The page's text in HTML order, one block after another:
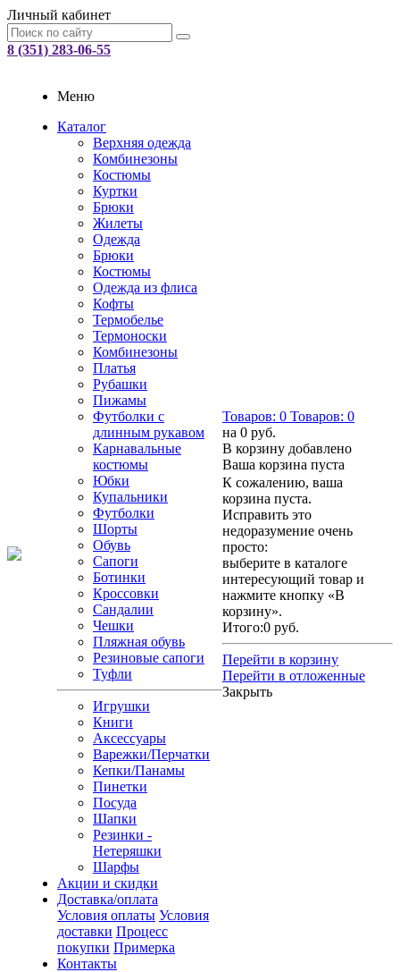
Личный кабинет
8 (351) 283-06-55
Меню
Каталог
Верхняя одежда
Комбинезоны
Костюмы
Куртки
Брюки
Жилеты
Одежда
Брюки
Костюмы
Одежда из флиса
Кофты
Термобелье
Термоноски
Комбинезоны
Платья
Рубашки
Пижамы
Футболки с
длинным рукавом
Карнавальные
костюмы
Юбки
Купальники
Футболки
Шорты
Обувь
Сапоги
Ботинки
Кроссовки
Сандалии
Чешки
Пляжная обувь
Резиновые сапоги
Туфли
Игрушки
Книги
Аксессуары
Варежки/Перчатки
Кепки/Панамы
Пинетки
Посуда
Шапки
Резинки -
Нетеряшки
Шарфы
Акции и скидки
Доставка/оплата
Условия оплаты Условия
доставки Процесс
покупки Примерка
Контакты
Товаров: 0 Товаров: 0
на 0 руб.
В корзину добавлено
Ваша корзина пуста
К сожалению, ваша
корзина пуста.
Исправить это
недоразумение очень
просто:
выберите в каталоге
интересующий товар и
нажмите кнопку «В
корзину».
Итого:0 руб.
Перейти в корзину
Перейти в отложенные
Закрыть